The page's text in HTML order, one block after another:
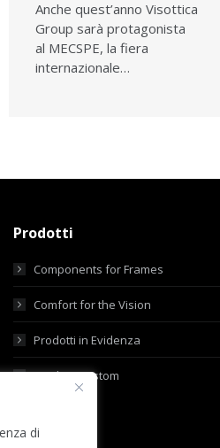
di
Anche quest’anno Visottica
Group sarà protagonista
al MECSPE, la fiera
internazionale…
Prodotti
Components for Frames
Comfort for the Vision
Prodotti in Evidenza
Prodotti Custom